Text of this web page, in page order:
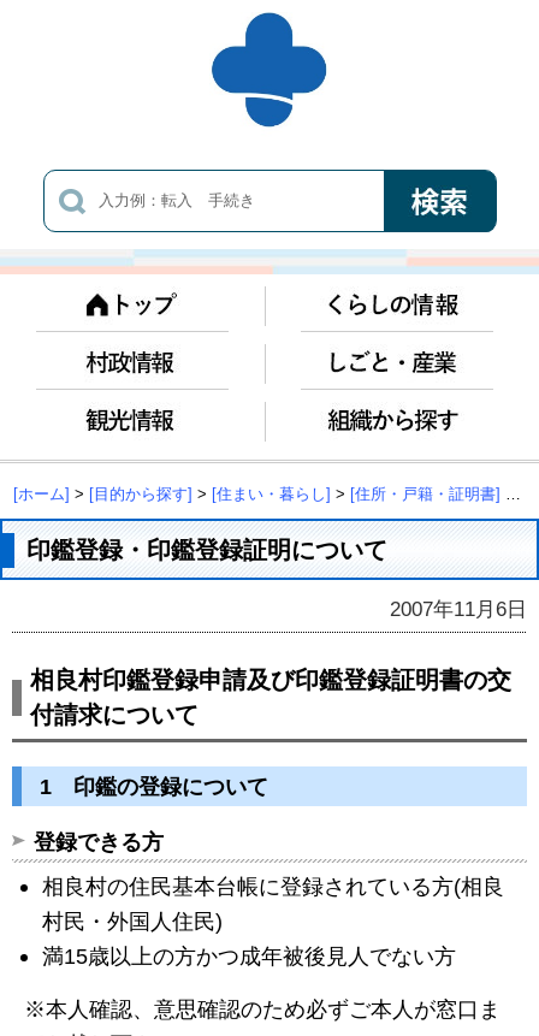
[ホーム] > [目的から探す] > [住まい・暮らし] > [住所・戸籍・証明書]
印鑑登録・印鑑登録証明について
2007年11月6日
相良村印鑑登録申請及び印鑑登録証明書の交
付請求について
1 印鑑の登録について
登録できる方
相良村の住民基本台帳に登録されている方(相良
村民・外国人住民)
満15歳以上の方かつ成年被後見人でない方
※本人確認、意思確認のため必ずご本人が窓口ま